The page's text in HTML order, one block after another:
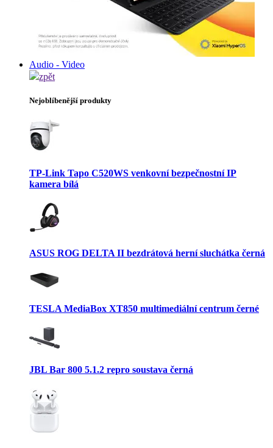
Audio - Video
zpět
Nejoblíbenější produkty
TP-Link Tapo C520WS venkovní bezpečnostní IP
kamera bílá
ASUS ROG DELTA II bezdrátová herní sluchátka černá
TESLA MediaBox XT850 multimediální centrum černé
JBL Bar 800 5.1.2 repro soustava černá